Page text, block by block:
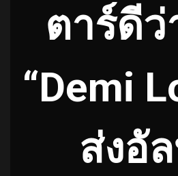
ตาร์ดีว่
“Demi
ส่งอั